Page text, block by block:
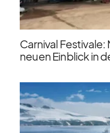
Carnival
neuen Einblick in